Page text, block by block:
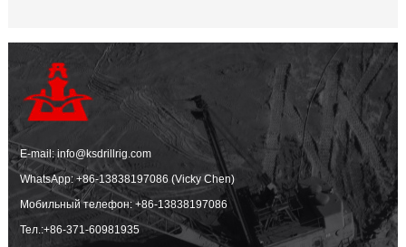
E-mail:info@ksdrillrig.com
WhatsApp:+86-13838197086 (Vicky Chen)
Мобильный телефон:+86-13838197086
Тел.:+86-371-60981935